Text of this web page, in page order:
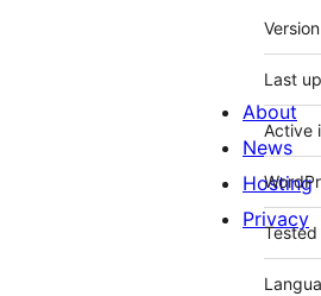
Meta
Version
Last
Active
About
News
Hosting
Privacy